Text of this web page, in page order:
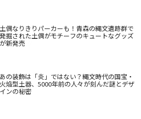
土偶なりきりパーカーも！青森の縄文遺跡群で
発掘された土偶がモチーフのキュートなグッズ
が新発売
あの装飾は「炎」ではない？縄文時代の国宝・
火焔型土器、5000年前の人々が刻んだ謎とデザ
インの秘密